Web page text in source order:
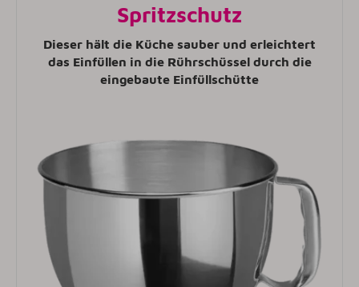
Spritzschutz
Dieser hält die Küche sauber und erleichtert
das Einfüllen in die Rührschüssel durch die
eingebaute Einfüllschütte